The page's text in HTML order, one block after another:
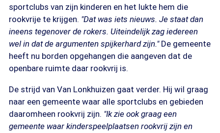
sportclubs van zijn kinderen en het lukte hem die
rookvrije te krijgen. "Dat was iets nieuws. Je staat dan
ineens tegenover de rokers. Uiteindelijk zag iedereen
wel in dat de argumenten spijkerhard zijn."De gemeente
heeft nu borden opgehangen die aangeven dat de
openbare ruimte daar rookvrij is.
De strijd van Van Lonkhuizen gaat verder. Hij wil graag
naar een gemeente waar alle sportclubs en gebieden
daaromheen rookvrij zijn. "Ik zie ook graag een
gemeente waar kinderspeelplaatsen rookvrij zijn en